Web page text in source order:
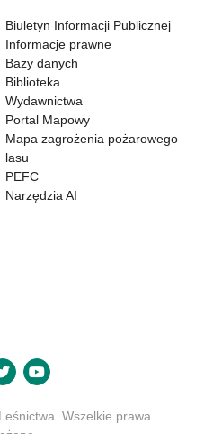
Biuletyn Informacji Publicznej
Informacje prawne
Bazy danych
Biblioteka
Wydawnictwa
Portal Mapowy
Mapa zagrożenia pożarowego
lasu
PEFC
Narzędzia AI
Wszelkie prawa